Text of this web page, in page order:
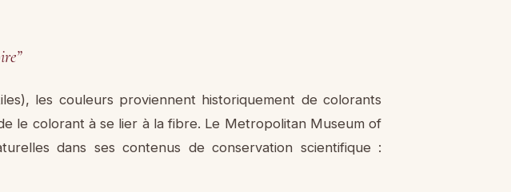
les couleurs proviennent historiquement de colorants
le colorant à se lier à la fibre. Le Metropolitan Museum of
dans ses contenus de conservation scientifique :